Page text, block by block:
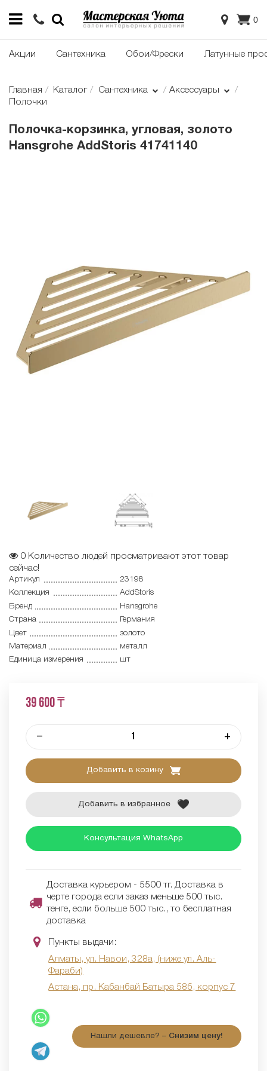
0
Акции Сантехника Обои/Фрески Латунные
Главная Каталог Сантехника
Аксессуары
Полочки
Полочка-корзинка, угловая, золото
Hansgrohe AddStoris 41741140
0 Количество людей просматривают этот товар
сейчас!
Артикул
23198
Коллекция
AddStoris
Бренд
Hansgrohe
Страна
Германия
Цвет
золото
Материал
металл
Единица измерения
шт
39 600 ₸
– +
Добавить в козину
Добавить в избранное
Консультация WhatsApp
Доставка курьером - 5500 тг. Доставка в
черте города если заказ меньше 500 тыс.
тенге, если больше 500 тыс., то бесплатная
доставка
Пункты выдачи:
Алматы, ул. Навои, 328а, (ниже ул. Аль-
Фараби)
Астана, пр. Кабанбай Батыра 58б, корпус 7
Нашли дешевле? – Снизим цену!